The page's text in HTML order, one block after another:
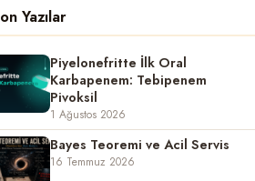
Yazılar
Piyelonefritte İlk Oral
Karbapenem: Tebipenem
Pivoksil
1 Ağustos 2026
Bayes Teoremi ve Acil Servis
16 Temmuz 2026